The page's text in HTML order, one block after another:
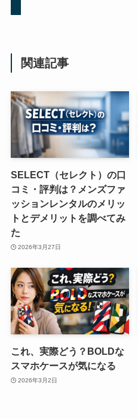
関連記事
SELECT（セレクト）の口
コミ・評判は？メンズファ
ッションレンタルのメリッ
トとデメリットを調べてみ
た
2026年3月27日
これ、実際どう？BOLDな
スマホケースが気になる
2026年3月2日